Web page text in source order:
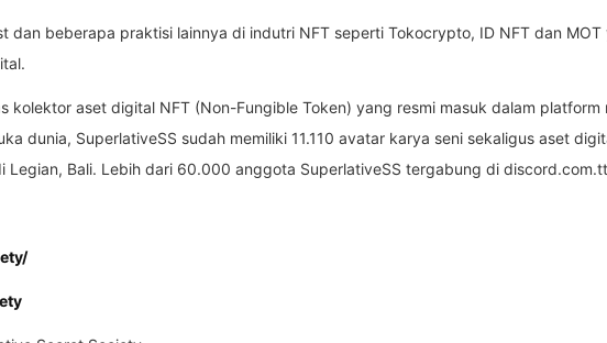
dan beberapa praktisi lainnya di indutri NFT seperti Tokocrypto, ID NFT dan MOT
kolektor aset digital NFT (Non-Fungible Token) yang resmi masuk dalam platform
dunia, SuperlativeSS sudah memiliki 11.110 avatar karya seni sekaligus aset
Legian, Bali. Lebih dari 60.000 anggota SuperlativeSS tergabung di